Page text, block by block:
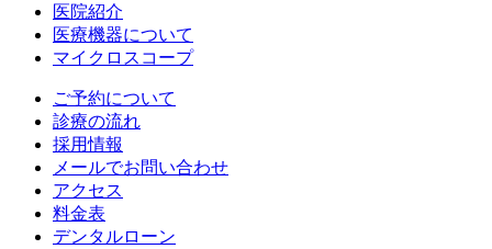
医院紹介
医療機器について
マイクロスコープ
ご予約について
診療の流れ
採用情報
メールでお問い合わせ
アクセス
料金表
デンタルローン